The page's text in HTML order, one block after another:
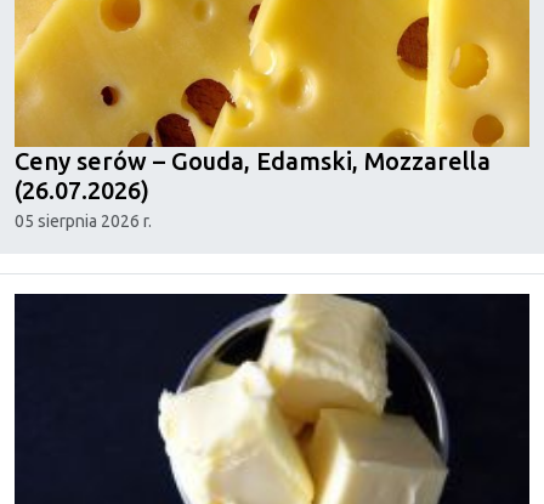
Ceny serów – Gouda, Edamski, Mozzarella
(26.07.2026)
05 sierpnia 2026 r.